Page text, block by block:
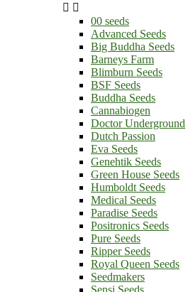
 
00 seeds
Advanced Seeds
Big Buddha Seeds
Barneys Farm
Blimburn Seeds
BSF Seeds
Buddha Seeds
Cannabiogen
Doctor Underground
Dutch Passion
Eva Seeds
Genehtik Seeds
Green House Seeds
Humboldt Seeds
Medical Seeds
Paradise Seeds
Positronics Seeds
Pure Seeds
Ripper Seeds
Royal Queen Seeds
Seedmakers
Sensi Seeds